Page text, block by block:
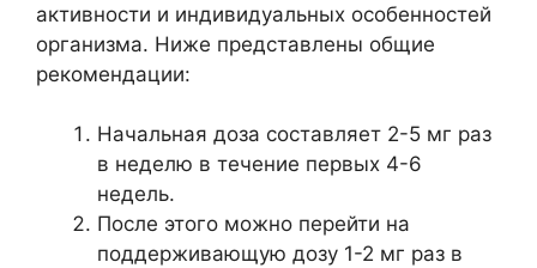
активности и индивидуальных особенностей
организма. Ниже представлены общие
рекомендации:
Начальная доза составляет 2-5 мг раз
в неделю в течение первых 4-6
недель.
После этого можно перейти на
поддерживающую дозу 1-2 мг раз в